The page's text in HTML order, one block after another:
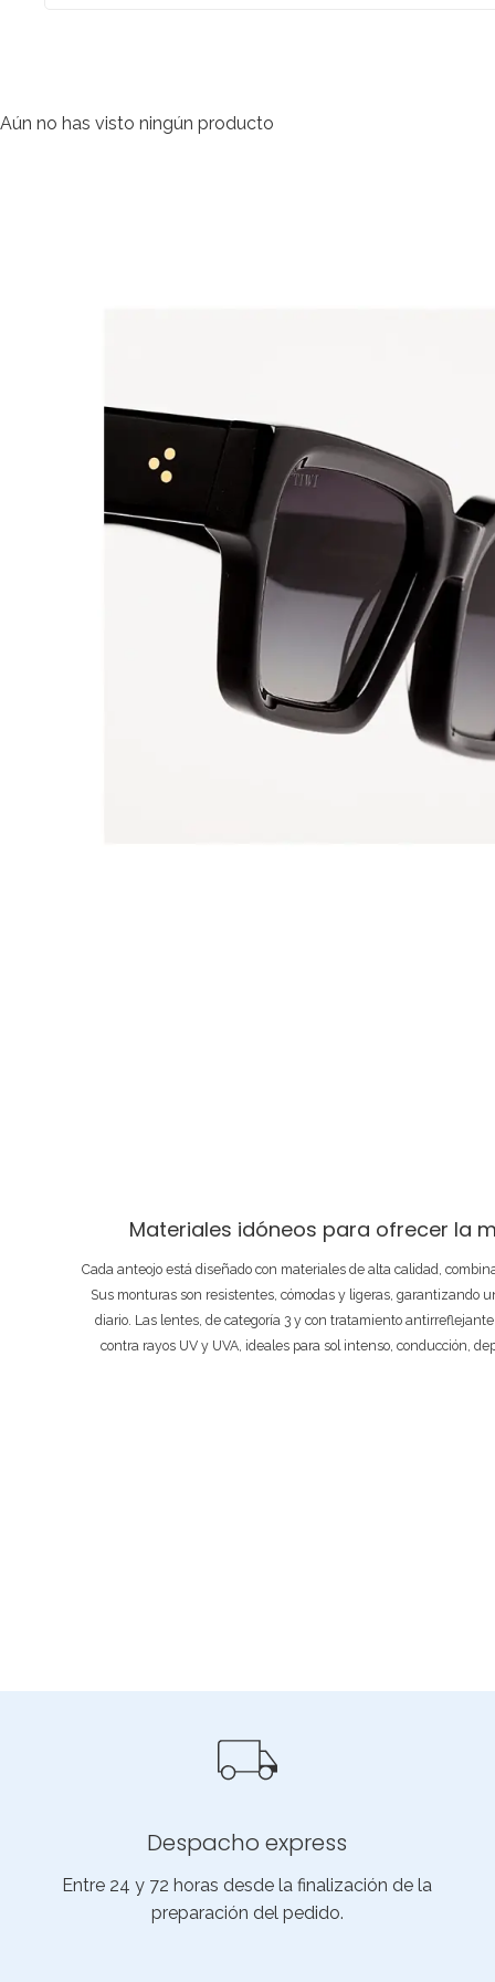
Aún no has visto ningún producto
Materiales idóneos para ofrecer la
Cada anteojo está diseñado con materiales de alta calidad,
Sus monturas son resistentes, cómodas y ligeras, garantizando
diario. Las lentes, de categoría 3 y con tratamiento
contra rayos UV y UVA, ideales para sol intenso, conducción,
Despacho express
Entre 24 y 72 horas desde la finalización de la
preparación del pedido.